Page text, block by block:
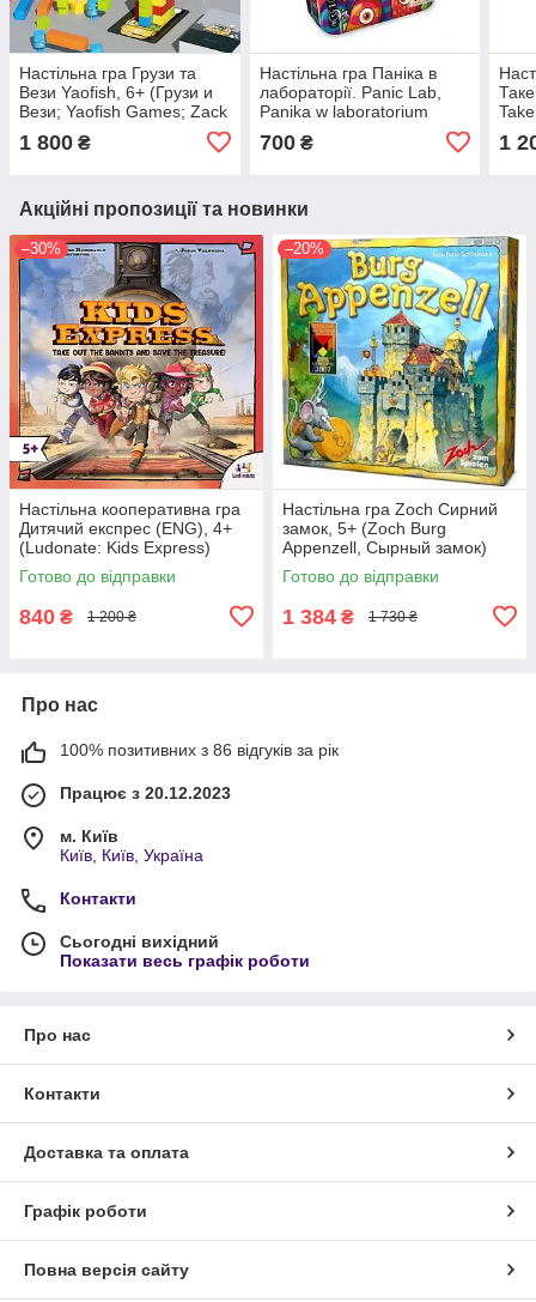
Настільна гра Грузи та
Вези Yaofish, 6+ (Грузи и
Вези; Yaofish Games; Zack
& Pack; Pack & Stack, 搬家
达人 Gameland 游戏大陆)
1 800 ₴
Настільна гра Паніка в
лабораторії. Panic Lab,
Panika w laboratorium
700₴ 1
Акційні пропозиції та новинки
–30%
Настільна кооперативна гра
Дитячий експрес (ENG), 4+
(Ludonate: Kids Express)
Готово до відправки
840 ₴ 1 200 ₴
–20%
Настільна гра Zoch Сирний
замок, 5+ (Zoch Burg
Appenzell, Сырный замок)
Готово до відправки
1 384 ₴ 1 730 ₴
Про нас
100% позитивних з 86 відгуків за рік
Працює з 20.12.2023
м. Київ
Київ, Київ, Україна
Контакти
Сьогодні вихідний
Показати весь графік роботи
Про нас
Контакти
Доставка та оплата
Графік роботи
Повна версія сайту